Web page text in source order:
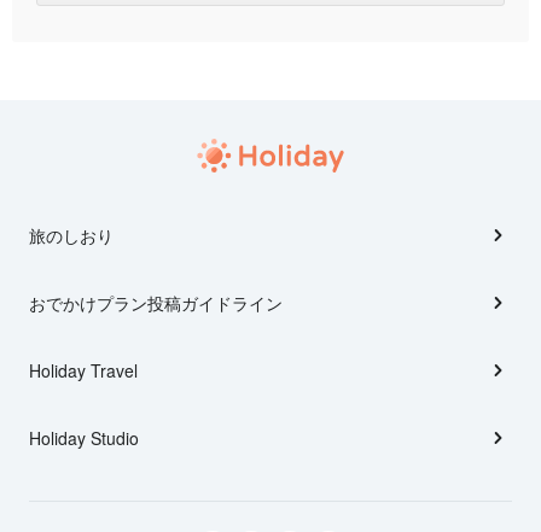
旅のしおり
おでかけプラン投稿ガイドライン
Holiday Travel
Holiday Studio